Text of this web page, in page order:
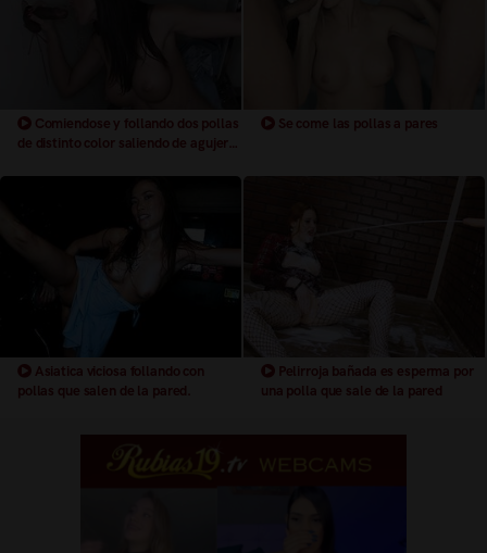
Comiendose y follando dos pollas
de distinto color saliendo de agujeros
Se come las pollas a pares
Asiatica viciosa follando con
pollas que salen de la pared.
Pelirroja bañada es esperma por
una polla que sale de la pared